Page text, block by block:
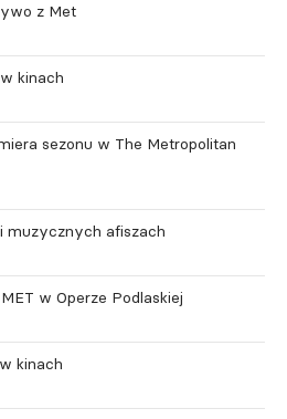
z Met
kinach
sezonu w The Metropolitan
muzycznych afiszach
w Operze Podlaskiej
kinach